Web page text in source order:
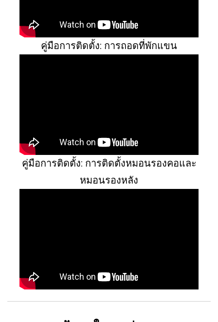
คู่มือการติดตั้ง: การถอดที่พักแขน
คู่มือการติดตั้ง: การติดตั้งหมอนรองคอและ
หมอนรองหลัง